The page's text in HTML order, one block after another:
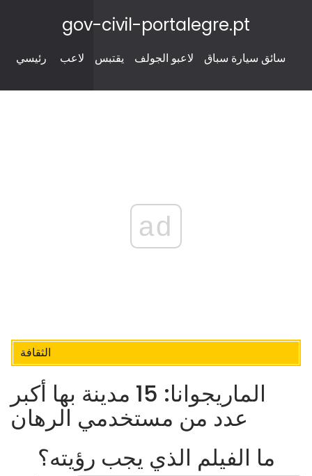
gov-civil-portalegre.pt
رئيسي لاعب يقتبس لاعبو الجولف سائق سيارة سباق
ad
الثقافة
الماريجوانا: 15 مدينة بها أكبر
عدد من مستخدمي الرهان
ما الفيلم الذي يجب رؤيته؟